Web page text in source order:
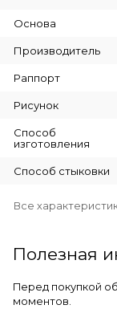
Основа
Производитель
Раппорт
Рисунок
Способ
изготовления
Способ стыковки
Все
Полезная
Перед покупкой
моментов.